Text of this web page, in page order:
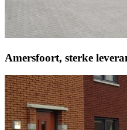
Amersfoort, sterke